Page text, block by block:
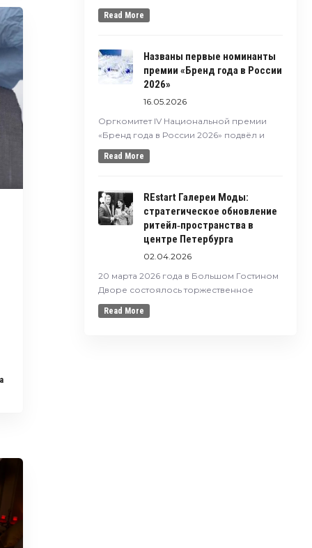
Read More
Названы первые номинанты
премии «Бренд года в России
2026»
16.05.2026
Оргкомитет IV Национальной премии
«Бренд года в России 2026» подвёл и
Read More
REstart Галереи Моды:
стратегическое обновление
ритейл‑пространства в
центре Петербурга
02.04.2026
20 марта 2026 года в Большом Гостином
Дворе состоялось торжественное
Read More